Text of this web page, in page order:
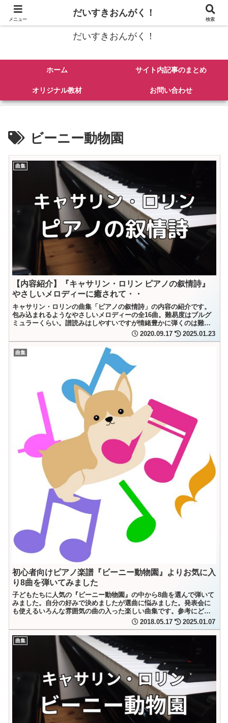
ピアノの楽譜紹介、弾き方、練習法、その他音楽にまつわるあれこれを発信
だいすきおんがく！
ホーム サイト内記事のまとめ
オリジナル教材 お問い合わせ
ビーニー動物園
曲集
【内容紹介】『キャサリン・ロリン ピアノの叙情詩』
やさしいメロディーに癒されて・・
キャサリン・ロリンの曲集「ピアノの叙情詩」の内容の紹介です。
包み込まれるようなやさしいメロディーの全16曲。難易度はブルグ
ミュラーくらい。譜読みはしやすいですが情緒豊かに弾くのは難し
いかも。じっくり味わいながらしっとりと弾きたい曲集です。
2020.09.17 2025.01.23
曲集
初心者向けピアノ楽譜『ビーニー動物園』よりお気に入
り8曲を弾いてみました
子どもたちに人気の『ビーニー動物園』の中から8曲を選んで弾いて
みました。自分の好みで決めましたが選曲に悩みました。発表会に
も使えるいろんな雰囲気の曲の入った楽しい曲集です。参考にどう
2018.05.17 2025.01.07
曲集
メニュー
だいすきおんがく！
検索